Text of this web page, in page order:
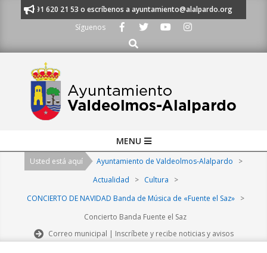
al 91 620 21 53 o escríbenos a ayuntamiento@alalpardo.org
Síguenos
Buscar
Navigation
MENU
Usted está aquí Ayuntamiento de Valdeolmos-Alalpardo
>
Actualidad
> Cultura
>
CONCIERTO DE NAVIDAD Banda de Música de «Fuente el Saz»
>
Concierto Banda Fuente el Saz
Correo municipal | Inscríbete y recibe noticias y avisos